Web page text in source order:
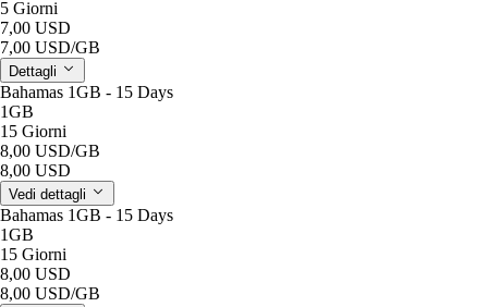
5 Giorni
7,00 USD
7,00 USD/GB
Dettagli
Bahamas 1GB - 15 Days
1GB
15 Giorni
8,00 USD/GB
8,00 USD
Vedi dettagli
Bahamas 1GB - 15 Days
1GB
15 Giorni
8,00 USD
8,00 USD/GB